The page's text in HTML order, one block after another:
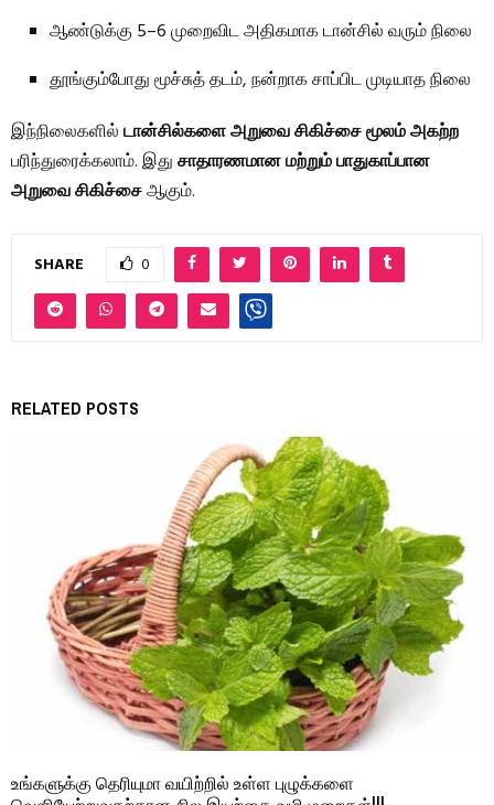
ஆண்டுக்கு 5–6 முறைவிட அதிகமாக டான்சில் வரும் நிலை
தூங்கும்போது மூச்சுத் தடம், நன்றாக சாப்பிட முடியாத நிலை
இந்நிலைகளில்டான்சில்களை அறுவை சிகிச்சை மூலம் அகற்ற
பரிந்துரைக்கலாம். இதுசாதாரணமான மற்றும் பாதுகாப்பான
அறுவை சிகிச்சைஆகும்.
SHARE 0
RELATED POSTS
உங்களுக்கு தெரியுமா வயிற்றில் உள்ள புழுக்களை